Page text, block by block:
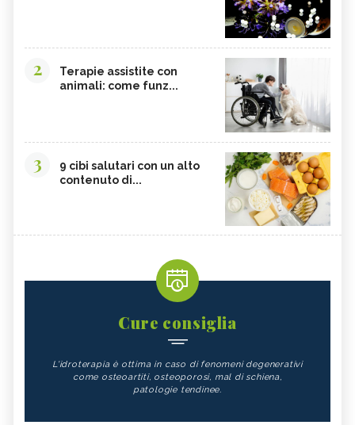
2
Terapie assistite con
animali: come funz...
3
9 cibi salutari con un alto
contenuto di...
Cure consiglia
L'idroterapia è ottima in caso di fenomeni degenerativi
come osteoartiti, osteoporosi, mal di schiena,
patologie tendinee.